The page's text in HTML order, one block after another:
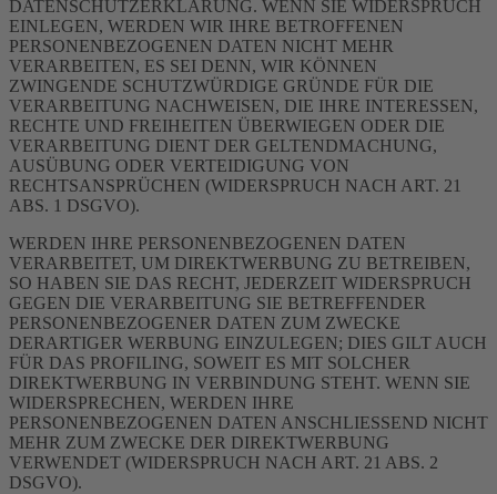
DATENSCHUTZERKLÄRUNG. WENN SIE WIDERSPRUCH
EINLEGEN, WERDEN WIR IHRE BETROFFENEN
PERSONENBEZOGENEN DATEN NICHT MEHR
VERARBEITEN, ES SEI DENN, WIR KÖNNEN
ZWINGENDE SCHUTZWÜRDIGE GRÜNDE FÜR DIE
VERARBEITUNG NACHWEISEN, DIE IHRE INTERESSEN,
RECHTE UND FREIHEITEN ÜBERWIEGEN ODER DIE
VERARBEITUNG DIENT DER GELTENDMACHUNG,
AUSÜBUNG ODER VERTEIDIGUNG VON
RECHTSANSPRÜCHEN (WIDERSPRUCH NACH ART. 21
ABS. 1 DSGVO).
WERDEN IHRE PERSONENBEZOGENEN DATEN
VERARBEITET, UM DIREKTWERBUNG ZU BETREIBEN,
SO HABEN SIE DAS RECHT, JEDERZEIT WIDERSPRUCH
GEGEN DIE VERARBEITUNG SIE BETREFFENDER
PERSONENBEZOGENER DATEN ZUM ZWECKE
DERARTIGER WERBUNG EINZULEGEN; DIES GILT AUCH
FÜR DAS PROFILING, SOWEIT ES MIT SOLCHER
DIREKTWERBUNG IN VERBINDUNG STEHT. WENN SIE
WIDERSPRECHEN, WERDEN IHRE
PERSONENBEZOGENEN DATEN ANSCHLIESSEND NICHT
MEHR ZUM ZWECKE DER DIREKTWERBUNG
VERWENDET (WIDERSPRUCH NACH ART. 21 ABS. 2
DSGVO).